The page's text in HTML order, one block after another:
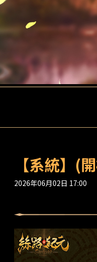
【系統】(
2026年06月02日 17:00